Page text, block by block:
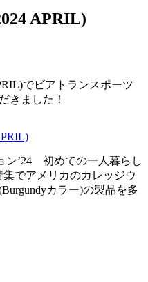
APRIL)
でビアトランスポーツ
きました！
ン’24 初めての一人暮らし
でアメリカのカレッジウ
カラー)の製品を多